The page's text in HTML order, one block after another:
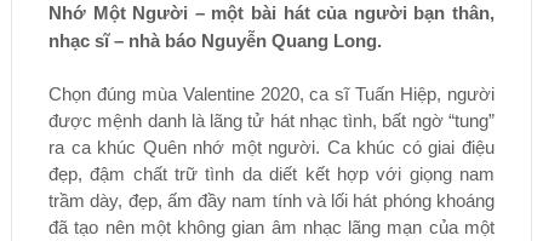
Nhớ Một Người – một bài hát của người bạn thân,
nhạc sĩ – nhà báo Nguyễn Quang Long.
Chọn đúng mùa Valentine 2020, ca sĩ Tuấn Hiệp, người
được mệnh danh là lãng tử hát nhạc tình, bất ngờ “tung”
ra ca khúc Quên nhớ một người. Ca khúc có giai điệu
đẹp, đậm chất trữ tình da diết kết hợp với giọng nam
trầm dày, đẹp, ấm đầy nam tính và lối hát phóng khoáng
đã tạo nên một không gian âm nhạc lãng mạn của một